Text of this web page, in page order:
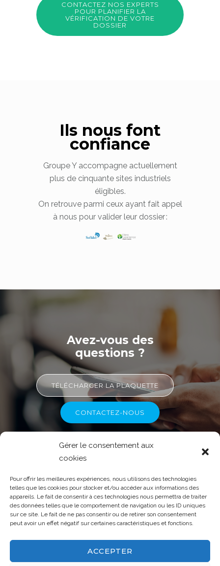
Gérer le consentement aux
cookies
Pour offrir les meilleures expériences, nous utilisons des technologies
telles que les cookies pour stocker et/ou accéder aux informations des
appareils. Le fait de consentir à ces technologies nous permettra de traiter
des données telles que le comportement de navigation ou les ID uniques
sur ce site. Le fait de ne pas consentir ou de retirer son consentement
peut avoir un effet négatif sur certaines caractéristiques et fonctions.
ACCEPTER
CONTACTEZ NOS EXPERTS
POUR PLANIFIER LA
VÉRIFICATION DE VOTRE
DOSSIER
Ils nous font
confiance
Groupe Y accompagne actuellement
plus de cinquante sites industriels
éligibles.
On retrouve parmi ceux ayant fait appel
à nous pour valider leur dossier :
Avez-vous des
questions ?
TÉLÉCHARGER LA PLAQUETTE
CONTACTEZ-NOUS
Mentions légales-Politique de
confidentialité - Politique de cookies
© 2026 Groupe Y - Tous droits réservés